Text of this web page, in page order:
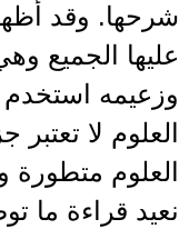
شرحها. وقد
عليها الجميع
وزعيمه استخدم
العلوم لا
العلوم متطورة
نعيد قراءة ما